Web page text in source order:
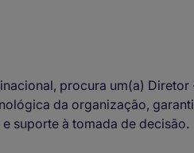
procura um(a) Diretor
da organização,
suporte à tomada de decisão.